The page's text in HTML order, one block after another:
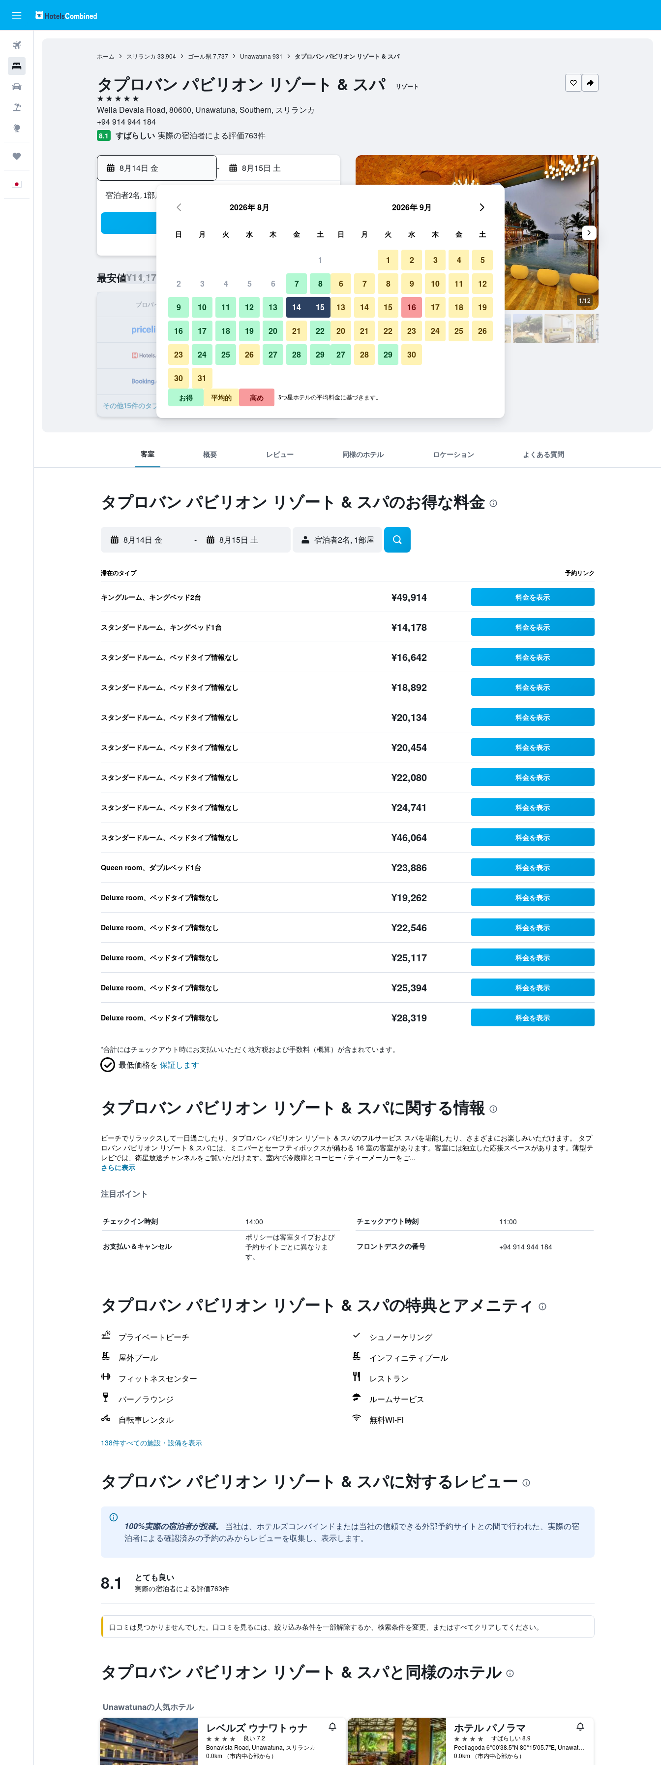
ホーム スリランカ 33,904 ゴール県 7,737 Unawatuna 931 タプロバン パビリオン リゾート & スパ
タプロバン パビリオン リゾート & スパ リゾート
5つ星
Wella Devala Road, 80600, Unawatuna, Southern, スリランカ
+94 914 944 184
8.1 すばらしい 実際の宿泊者による評価763​件
8月14日 金 - 8月15日 土
宿泊者2名, 1​部屋
最安値¥14,178
プロバイダ 1泊あたり合計
¥14,178 プランを見る
¥16,642 プランを見る
​その他15​件のタプロバン パビリオン リゾート & スパのオファー
その他 1/12
タプロバン パビリオン リゾート & スパの写真
客室 概要 レビュー 同様のホテル ロケーション よくある質問
タプロバン パビリオン リゾート & スパのお得な料金
8月14日 金 - 8月15日 土 宿泊者2名, 1​部屋
滞在のタイプ 予約リンク
キングルーム、キングベッド2台 ¥49,914 料金を表示
スタンダードルーム、キングベッド1台 ¥14,178 料金を表示
スタンダードルーム、ベッドタイプ情報なし ¥16,642 料金を表示
スタンダードルーム、ベッドタイプ情報なし ¥18,892 料金を表示
スタンダードルーム、ベッドタイプ情報なし ¥20,134 料金を表示
スタンダードルーム、ベッドタイプ情報なし ¥20,454 料金を表示
スタンダードルーム、ベッドタイプ情報なし ¥22,080 料金を表示
スタンダードルーム、ベッドタイプ情報なし ¥24,741 料金を表示
スタンダードルーム、ベッドタイプ情報なし ¥46,064 料金を表示
Queen room、ダブルベッド1台 ¥23,886 料金を表示
Deluxe room、ベッドタイプ情報なし ¥19,262 料金を表示
Deluxe room、ベッドタイプ情報なし ¥22,546 料金を表示
Deluxe room、ベッドタイプ情報なし ¥25,117 料金を表示
Deluxe room、ベッドタイプ情報なし ¥25,394 料金を表示
Deluxe room、ベッドタイプ情報なし ¥28,319 料金を表示
*合計にはチェックアウト時にお支払いいただく地方税および手数料（概算）が含まれています。
最低価格を 保証します
タプロバン パビリオン リゾート & スパに関する情報
ビーチでリラックスして一日過ごしたり、タプロバン パビリオン リゾート & スパのフルサービス スパを堪能したり、さまざまにお楽しみいただけます。 タプ
ロバン パビリオン リゾート & スパには、ミニバーとセーフティボックスが備わる 16 室の客室があります。客室には独立した応接スペースがあります。薄型テ
レビでは、衛星放送チャンネルをご覧いただけます。室内で冷蔵庫とコーヒー / ティーメーカーをご...
さらに表示
注目ポイント
チェックイン時刻 14:00 チェックアウト時刻 11:00
お支払い＆キャンセル
ポリシーは客室タイプおよび
予約サイトごとに異なりま
す。
フロントデスクの番号 +94 914 944 184
タプロバン パビリオン リゾート & スパの特典とアメニティ
プライベートビーチ
シュノーケリング
屋外プール
インフィニティプール
フィットネスセンター
レストラン
バー／ラウンジ
ルームサービス
自転車レンタル
無料Wi-Fi
138件すべての施設・設備を表示
タプロバン パビリオン リゾート & スパに対するレビュー
100%実際の宿泊者が投稿。
当社は、ホテルズコンバインドまたは当社の信頼できる外部予約サイトとの間で行われた、実際の宿
泊者による確認済みの予約のみからレビューを収集し、表示します。
8.1 とても良い
実際の宿泊者による評価763​件
口コミは見つかりませんでした。口コミを見るには、絞り込み条件を一部解除するか、検索条件を変更、またはすべてクリアしてください。
タプロバン パビリオン リゾート & スパと同様のホテル
Unawatunaの人気ホテル
レベルズ ウナワトゥナ
4つ星
良い 7.2
Bonavista Road, Unawatuna, スリランカ
0.0km （市内中心部から）
ホテル パノラマ
4つ星
すばらしい 8.9
Peellagoda 6°00'38.5"N 80°15'05.7"E, Unawatuna, スリランカ
0.0km （市内中心部から）
2026年 8月
日 月 火 水 木 金 土
1
2 3 4 5 6 7 8
9 10 11 12 13 14 15
16 17 18 19 20 21 22
23 24 25 26 27 28 29
30 31
2026年 9月
日 月 火 水 木 金 土
1 2 3 4 5
6 7 8 9 10 11 12
13 14 15 16 17 18 19
20 21 22 23 24 25 26
27 28 29 30
お得 平均的 高め 3つ星ホテルの平均料金に基づきます。